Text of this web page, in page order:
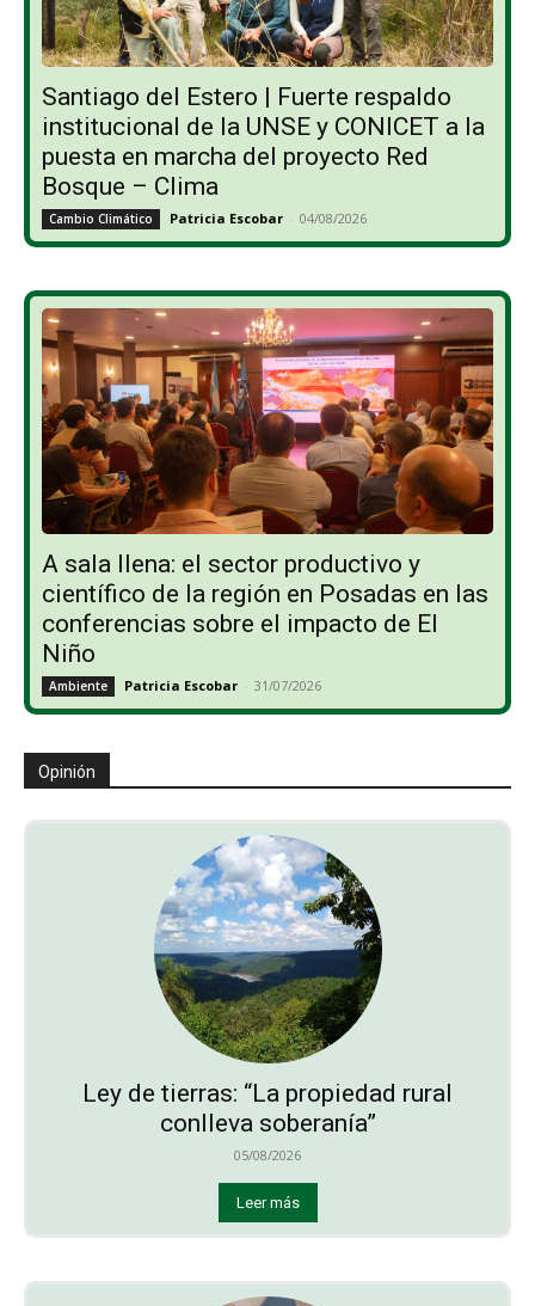
Santiago del Estero | Fuerte respaldo
institucional de la UNSE y CONICET a la
puesta en marcha del proyecto Red
Bosque – Clima
Cambio Climático Patricia Escobar - 04/08/2026
A sala llena: el sector productivo y
científico de la región en Posadas en las
conferencias sobre el impacto de El
Niño
Ambiente Patricia Escobar - 31/07/2026
Opinión
Ley de tierras: “La propiedad rural
conlleva soberanía”
05/08/2026
Leer más